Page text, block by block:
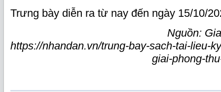
Trưng bày diễn ra từ nay đến ngày 15/10/
Nguồn:
https://nhandan.vn/trung-bay-sach-tai-lieu-
giai-phong-